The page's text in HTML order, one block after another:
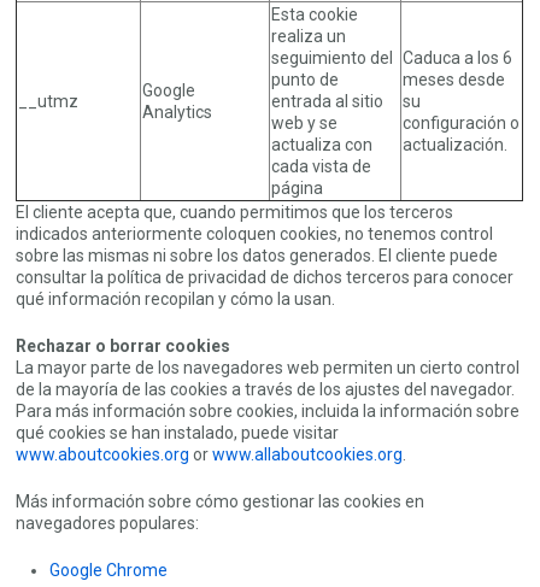
__utmz
Google
Analytics
Esta cookie
realiza un
seguimiento del
punto de
entrada al sitio
web y se
actualiza con
cada vista de
página
Caduca a los 6
meses desde
su
configuración o
actualización.
El cliente acepta que, cuando permitimos que los terceros
indicados anteriormente coloquen cookies, no tenemos control
sobre las mismas ni sobre los datos generados. El cliente puede
consultar la política de privacidad de dichos terceros para conocer
qué información recopilan y cómo la usan.
Rechazar o borrar cookies
La mayor parte de los navegadores web permiten un cierto control
de la mayoría de las cookies a través de los ajustes del navegador.
Para más información sobre cookies, incluida la información sobre
qué cookies se han instalado, puede visitar
www.aboutcookies.org orwww.allaboutcookies.org
Más información sobre cómo gestionar las cookies en
navegadores populares:
Google Chrome